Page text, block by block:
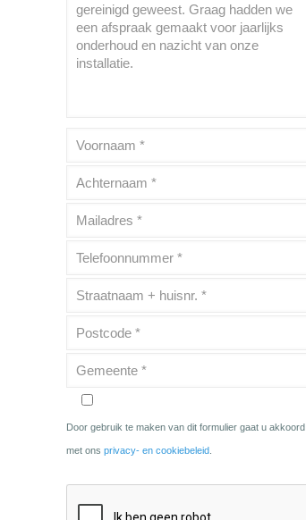
Door gebruik te maken van dit formulier gaat u akkoord
met onsprivacy- en cookiebeleid